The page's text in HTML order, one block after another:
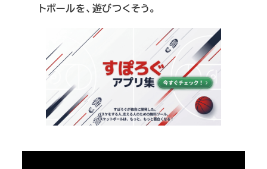
トボールを、遊びつくそう。